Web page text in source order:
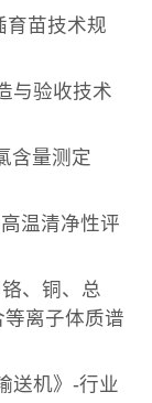
育苗技术规
与验收技术
含量测定
温清净性评
、铜、总
离子体质谱
送机》-行业